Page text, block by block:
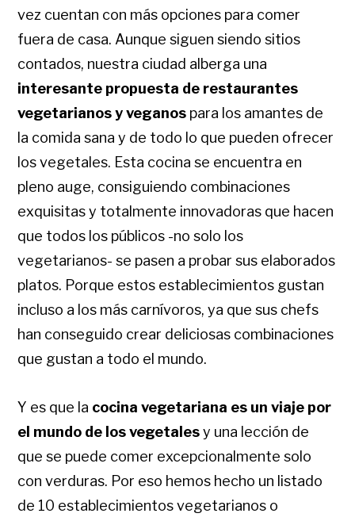
vez cuentan con más opciones para comer
fuera de casa. Aunque siguen siendo sitios
contados, nuestra ciudad alberga una
interesante propuesta de restaurantes
vegetarianos y veganos para los amantes de
la comida sana y de todo lo que pueden ofrecer
los vegetales. Esta cocina se encuentra en
pleno auge, consiguiendo combinaciones
exquisitas y totalmente innovadoras que hacen
que todos los públicos -no solo los
vegetarianos- se pasen a probar sus elaborados
platos. Porque estos establecimientos gustan
incluso a los más carnívoros, ya que sus chefs
han conseguido crear deliciosas combinaciones
que gustan a todo el mundo.
Y es que la cocina vegetariana es un viaje por
el mundo de los vegetalesy una lección de
que se puede comer excepcionalmente solo
con verduras. Por eso hemos hecho un listado
de 10 establecimientos vegetarianos o